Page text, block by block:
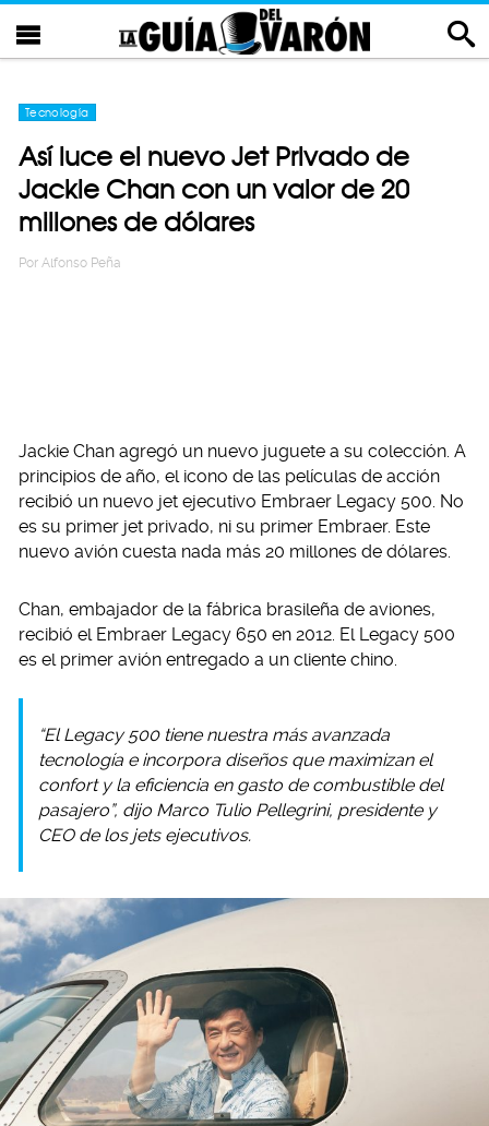
Tecnología
Así luce el nuevo Jet Privado de
Jackie Chan con un valor de 20
millones de dólares
Por Alfonso Peña
Jackie Chan agregó un nuevo juguete a su colección. A
principios de año, el icono de las películas de acción
recibió un nuevo jet ejecutivo Embraer Legacy 500. No
es su primer jet privado, ni su primer Embraer. Este
nuevo avión cuesta nada más 20 millones de dólares.
Chan, embajador de la fábrica brasileña de aviones,
recibió el Embraer Legacy 650 en 2012. El Legacy 500
es el primer avión entregado a un cliente chino.
“El Legacy 500 tiene nuestra más avanzada
tecnología e incorpora diseños que maximizan el
confort y la eficiencia en gasto de combustible del
pasajero”, dijo Marco Tulio Pellegrini, presidente y
CEO de los jets ejecutivos.